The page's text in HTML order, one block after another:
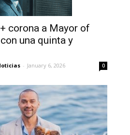
corona a Mayor of
una quinta y
- January 6, 2026 0